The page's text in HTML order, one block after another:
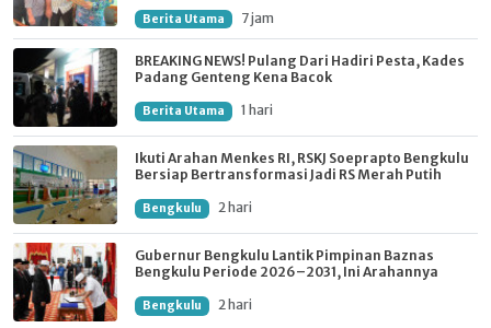
Berita Utama 7 jam
BREAKING NEWS! Pulang Dari Hadiri Pesta, Kades
Padang Genteng Kena Bacok
Berita Utama 1 hari
Ikuti Arahan Menkes RI, RSKJ Soeprapto Bengkulu
Bersiap Bertransformasi Jadi RS Merah Putih
Bengkulu 2 hari
Gubernur Bengkulu Lantik Pimpinan Baznas
Bengkulu Periode 2026–2031, Ini Arahannya
Bengkulu 2 hari